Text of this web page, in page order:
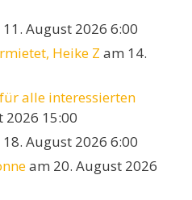
August 2026 6:00
Heike Z am 14.
alle interessierten
2026 15:00
August 2026 6:00
am 20. August 2026